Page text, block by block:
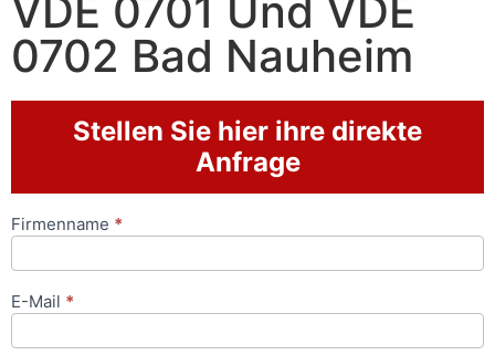
VDE 0701 Und VDE
0702 Bad Nauheim
Stellen Sie hier ihre direkte
Anfrage
Anfrageformular
Firmenname *
E-Mail *